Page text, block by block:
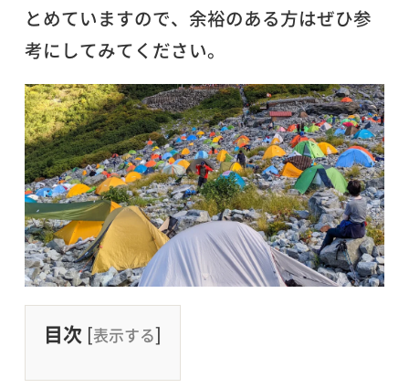
とめていますので、余裕のある方はぜひ参
考にしてみてください。
目次 [表示する]